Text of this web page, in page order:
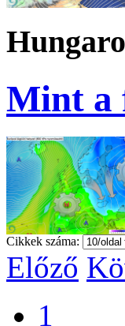
Mint a
Cikkek száma:
Előző
1